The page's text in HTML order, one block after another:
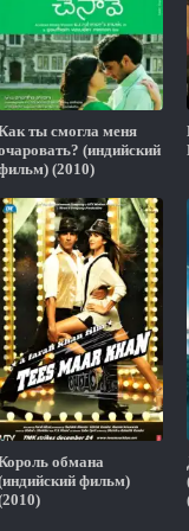
ты смогла меня
(индийский
(2010)
обмана
фильм)